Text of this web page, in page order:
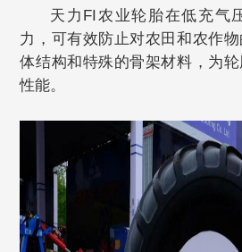
天力FI农业轮胎在低充气
力，可有效防止对农田和农作
体结构和特殊的骨架材料，为
性能。